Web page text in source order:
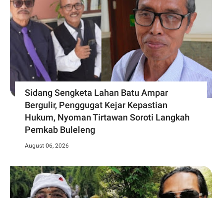
Sidang Sengketa Lahan Batu Ampar
Bergulir, Penggugat Kejar Kepastian
Hukum, Nyoman Tirtawan Soroti Langkah
Pemkab Buleleng
August 06, 2026